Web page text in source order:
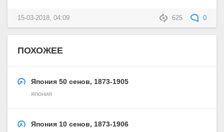
625 0
15-03-2018, 04:09
ПОХОЖЕЕ
Япония 50 сенов, 1873-1905
япония
Япония 10 сенов, 1873-1906